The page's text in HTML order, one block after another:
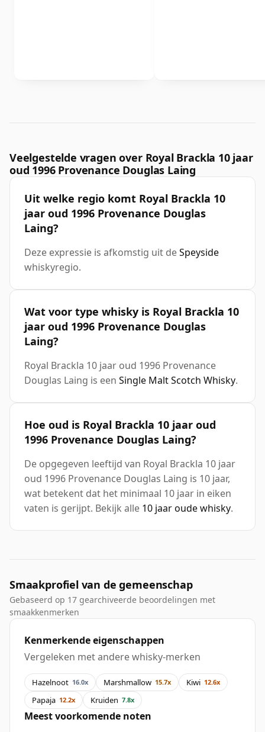
Veelgestelde vragen over Royal Brackla 10 jaar
oud 1996 Provenance Douglas Laing
Uit welke regio komt Royal Brackla 10
jaar oud 1996 Provenance Douglas
Laing?
Deze expressie is afkomstig uit deSpeyside
whiskyregio.
Wat voor type whisky is Royal Brackla 10
jaar oud 1996 Provenance Douglas
Laing?
Royal Brackla 10 jaar oud 1996 Provenance
Douglas Laing is een Single Malt Scotch Whisky.
Hoe oud is Royal Brackla 10 jaar oud
1996 Provenance Douglas Laing?
De opgegeven leeftijd van Royal Brackla 10 jaar
oud 1996 Provenance Douglas Laing is 10 jaar,
wat betekent dat het minimaal 10 jaar in eiken
vaten is gerijpt. Bekijk alle 10 jaar oude whisky.
Smaakprofiel van de gemeenschap
Gebaseerd op 17 gearchiveerde beoordelingen met
smaakkenmerken
Kenmerkende eigenschappen
Vergeleken met andere whisky-merken
Hazelnoot 16.0x Marshmallow 15.7x Kiwi 12.6x
Papaja 12.2x Kruiden 7.8x
Meest voorkomende noten